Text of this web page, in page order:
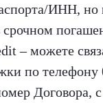
ИНН, но
срочном
– можете
по телефону
Договора,